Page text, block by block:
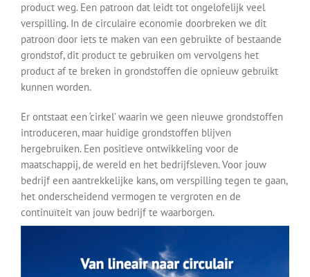
product weg. Een patroon dat leidt tot ongelofelijk veel
verspilling. In de circulaire economie doorbreken we dit
patroon door iets te maken van een gebruikte of bestaande
grondstof, dit product te gebruiken om vervolgens het
product af te breken in grondstoffen die opnieuw gebruikt
kunnen worden.
Er ontstaat een ‘cirkel’ waarin we geen nieuwe grondstoffen
introduceren, maar huidige grondstoffen blijven
hergebruiken. Een positieve ontwikkeling voor de
maatschappij, de wereld en het bedrijfsleven. Voor jouw
bedrijf een aantrekkelijke kans, om verspilling tegen te gaan,
het onderscheidend vermogen te vergroten en de
continuïteit van jouw bedrijf te waarborgen.